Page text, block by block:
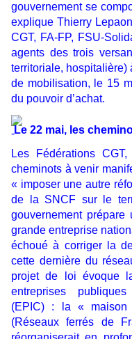
gouvernement se
explique Thierry
CGT, FA-FP, FSU-
agents des trois
territoriale, hospitalière)
de mobilisation, le 15
du pouvoir d’achat.
Le 22 mai, les
Les Fédérations
cheminots à venir
« imposer une autre
de la SNCF sur le
gouvernement
grande entreprise
échoué à corriger la
cette dernière du
projet de loi évoque
entreprises
(EPIC) : la «
(Réseaux ferrés de